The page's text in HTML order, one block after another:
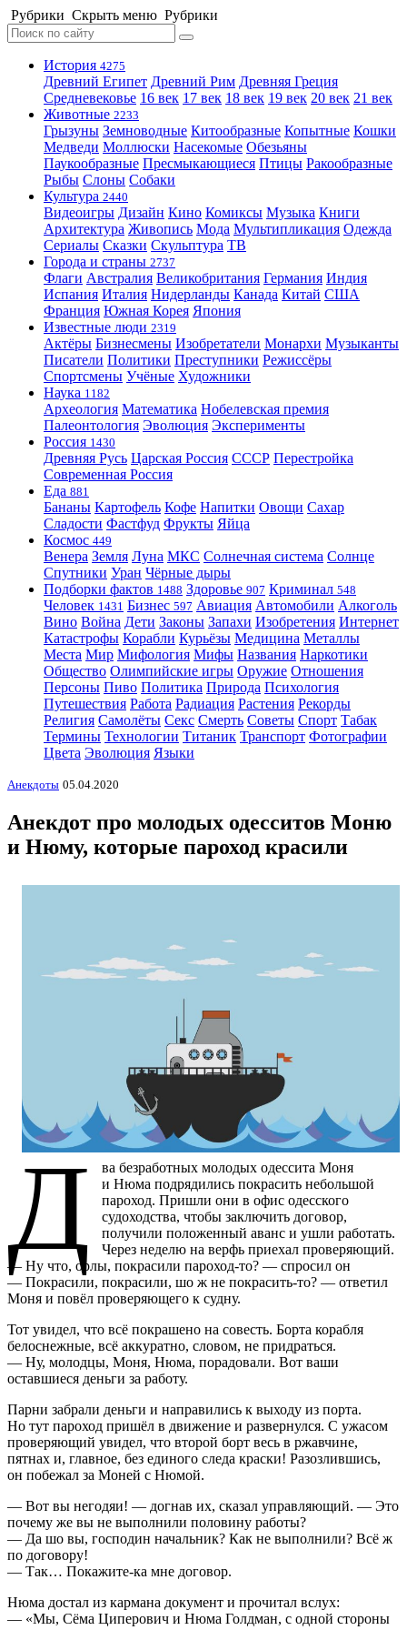
Рубрики Скрыть меню Рубрики
История 4275
Древний Египет Древний Рим Древняя Греция
Средневековье 16 век 17 век 18 век 19 век 20 век 21 век
Животные 2233
Грызуны Земноводные Китообразные Копытные Кошки
Медведи Моллюски Насекомые Обезьяны
Паукообразные Пресмыкающиеся Птицы Ракообразные
Рыбы Слоны Собаки
Культура 2440
Видеоигры Дизайн Кино Комиксы Музыка Книги
Архитектура Живопись Мода Мультипликация Одежда
Сериалы Сказки Скульптура ТВ
Города и страны 2737
Флаги Австралия Великобритания Германия Индия
Испания Италия Нидерланды Канада Китай США
Франция Южная Корея Япония
Известные люди 2319
Актёры Бизнесмены Изобретатели Монархи Музыканты
Писатели Политики Преступники Режиссёры
Спортсмены Учёные Художники
Наука 1182
Археология Математика Нобелевская премия
Палеонтология Эволюция Эксперименты
Россия 1430
Древняя Русь Царская Россия СССР Перестройка
Современная Россия
Еда 881
Бананы Картофель Кофе Напитки Овощи Сахар
Сладости Фастфуд Фрукты Яйца
Космос 449
Венера Земля Луна МКС Солнечная система Солнце
Спутники Уран Чёрные дыры
Подборки фактов 1488 Здоровье 907 Криминал 548
Человек 1431 Бизнес 597 Авиация Автомобили Алкоголь
Вино Война Дети Законы Запахи Изобретения Интернет
Катастрофы Корабли Курьёзы Медицина Металлы
Места Мир Мифология Мифы Названия Наркотики
Общество Олимпийские игры Оружие Отношения
Персоны Пиво Политика Природа Психология
Путешествия Работа Радиация Растения Рекорды
Религия Самолёты Секс Смерть Советы Спорт Табак
Термины Технологии Титаник Транспорт Фотографии
Цвета Эволюция Языки
Анекдоты 05.04.2020
Анекдот про молодых одесситов Моню
и Нюму, которые пароход красили
Д
ва безработных молодых одессита Моня
и Нюма подрядились покрасить небольшой
пароход. Пришли они в офис одесского
судоходства, чтобы заключить договор,
получили положенный аванс и ушли работать.
Через неделю на верфь приехал проверяющий.
— Ну что, орлы, покрасили пароход-то? — спросил он
— Покрасили, покрасили, шо ж не покрасить-то? — ответил
Моня и повёл проверяющего к судну.
Тот увидел, что всё покрашено на совесть. Борта корабля
белоснежные, всё аккуратно, словом, не придраться.
— Ну, молодцы, Моня, Нюма, порадовали. Вот ваши
оставшиеся деньги за работу.
Парни забрали деньги и направились к выходу из порта.
Но тут пароход пришёл в движение и развернулся. С ужасом
проверяющий увидел, что второй борт весь в ржавчине,
пятнах и, главное, без единого следа краски! Разозлившись,
он побежал за Моней с Нюмой.
— Вот вы негодяи! — догнав их, сказал управляющий. — Это
почему же вы не выполнили половину работы?
— Да шо вы, господин начальник? Как не выполнили? Всё ж
по договору!
— Так… Покажите-ка мне договор.
Нюма достал из кармана документ и прочитал вслух:
— «Мы, Сёма Циперович и Нюма Голдман, с одной стороны